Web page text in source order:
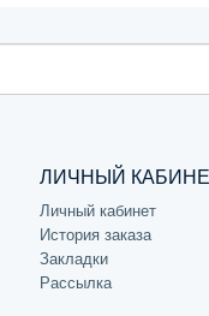
ЛИЧНЫЙ
Личный кабинет
История заказа
Закладки
Рассылка